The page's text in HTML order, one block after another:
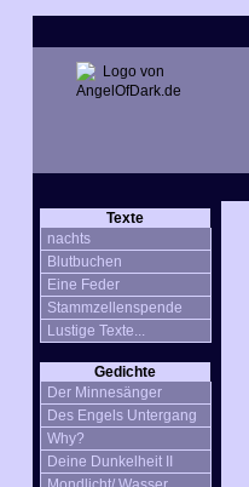
Texte
nachts
Blutbuchen
Eine Feder
Stammzellenspende
Lustige Texte...
Gedichte
Der Minnesänger
Des Engels Untergang
Why?
Deine Dunkelheit II